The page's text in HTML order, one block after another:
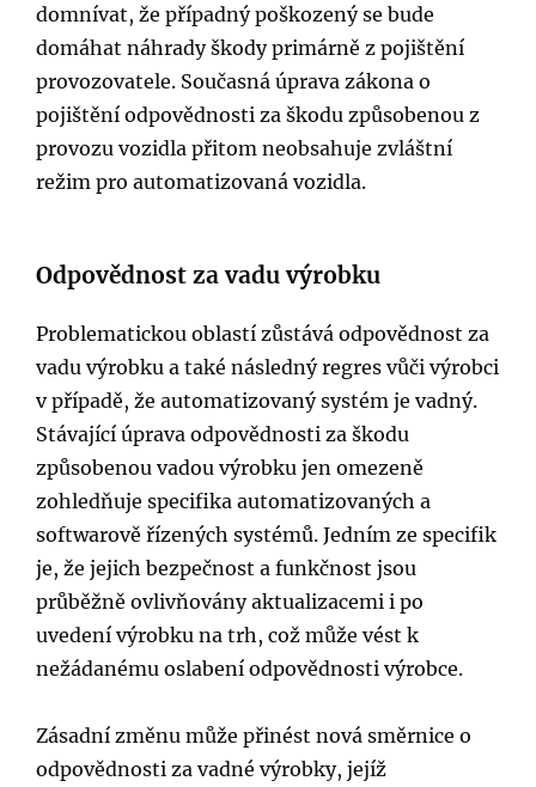
domnívat, že případný poškozený se bude
domáhat náhrady škody primárně z pojištění
provozovatele. Současná úprava zákona o
pojištění odpovědnosti za škodu způsobenou z
provozu vozidla přitom neobsahuje zvláštní
režim pro automatizovaná vozidla.
Odpovědnost za vadu výrobku
Problematickou oblastí zůstává odpovědnost za
vadu výrobku a také následný regres vůči výrobci
v případě, že automatizovaný systém je vadný.
Stávající úprava odpovědnosti za škodu
způsobenou vadou výrobku jen omezeně
zohledňuje specifika automatizovaných a
softwarově řízených systémů. Jedním ze specifik
je, že jejich bezpečnost a funkčnost jsou
průběžně ovlivňovány aktualizacemi i po
uvedení výrobku na trh, což může vést k
nežádanému oslabení odpovědnosti výrobce.
Zásadní změnu může přinést nová směrnice o
odpovědnosti za vadné výrobky, jejíž